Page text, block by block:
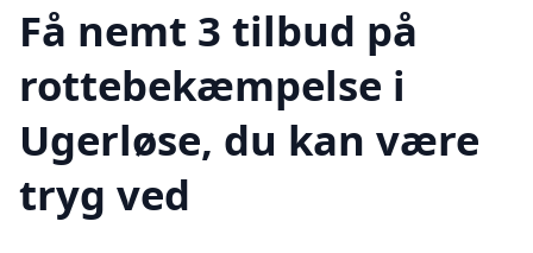
Få nemt 3 tilbud på
rottebekæmpelse i
Ugerløse, du kan være
tryg ved